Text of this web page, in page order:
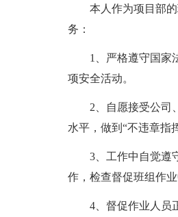
本人作为项目部
务：
1、严格遵守国家
项安全活动。
2、自愿接受公司
水平，做到“不违章指
3、工作中自觉遵
作，检查督促班组作业
4、督促作业人员